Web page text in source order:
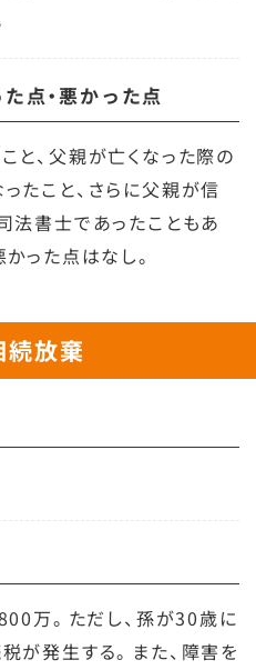
点・悪かった点
と、父親が亡くなった際の
たこと、さらに父親が信
法書士であったこともあ
った点はなし。
続放棄
万。ただし、孫が30歳に
が発生する。また、障害を